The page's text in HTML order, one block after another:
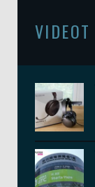
VIDEOT